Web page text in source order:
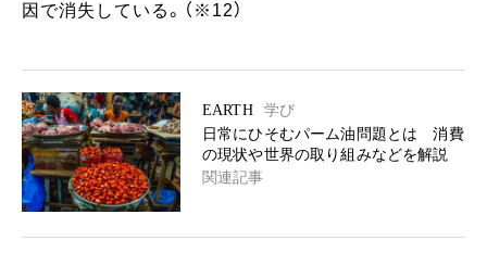
因で消失している。（※12）
EARTH
学び
日常にひそむパーム油問題とは 消費
の現状や世界の取り組みなどを解説
関連記事